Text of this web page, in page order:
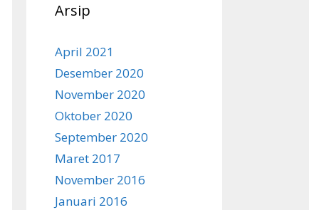
Arsip
April 2021
Desember 2020
November 2020
Oktober 2020
September 2020
Maret 2017
November 2016
Januari 2016